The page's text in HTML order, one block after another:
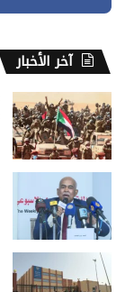
آخر الأخبار